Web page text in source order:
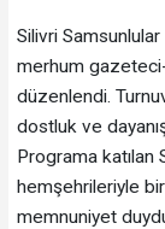
Silivri Samsunlular
merhum gazeteci-
düzenlendi.
dostluk ve
Programa katılan
hemşehrileriyle
memnuniyet